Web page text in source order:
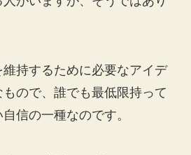
持するために必要なアイデ
ので、誰でも最低限持って
信の一種なのです。